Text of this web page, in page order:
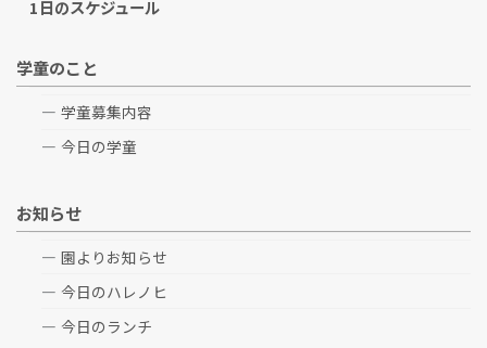
1日のスケジュール
学童のこと
学童募集内容
今日の学童
お知らせ
園よりお知らせ
今日のハレノヒ
今日のランチ